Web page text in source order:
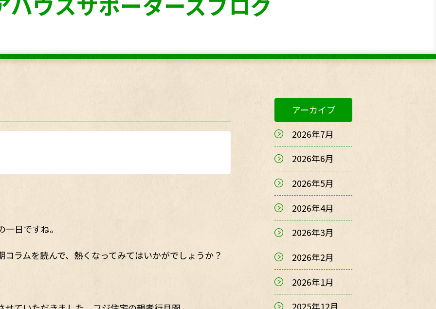
は？
け
住宅の選び方
日ですね。
ラムを読んで、熱くなってみてはいかがでしょうか？
アーカイブ
2026年7月
2026年6月
2026年5月
2026年4月
2026年3月
2026年2月
2026年1月
2025年12月